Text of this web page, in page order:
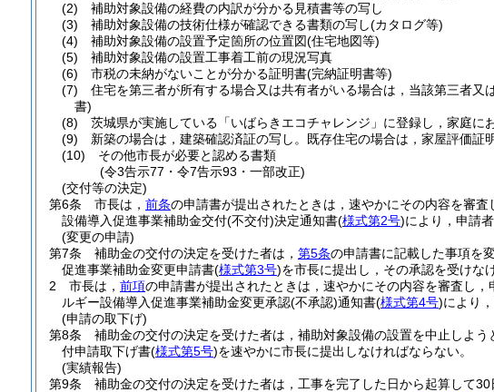
(2)
補助対象設備の経費の内訳が分かる見積書等の写し
(3)
補助対象設備の技術仕様が確認できる書類の写し(カタログ等)
(4)
補助対象設備の設置予定箇所の位置図(住宅地図等)
(5)
補助対象設備の設置工事着工前の現況写真
(6)
市税の未納がないことが分かる証明書(完納証明書等)
(7)
住宅を第三者が所有する場合又は共有者がいる場合は，当該第三者
書)
(8)
茨城県が実施している「いばらきエコチャレンジ」に登録し，家庭
(9)
新築の場合は，建築確認済証の写し。既存住宅の場合は，家屋評価証
(10)
その他市長が必要と認める書類
(令3告示77・令7告示93・一部改正)
(交付等の決定)
第6条
市長は， 前条の申請書が提出されたときは，速やかにその内容を審
設備導入促進事業補助金交付(不交付)決定通知書(様式第2号)により，申請
(変更の申請)
第7条
補助金の交付の決定を受けた者は， 第5条の申請書に記載した事項を
促進事業補助金変更申請書(様式第3号)を市長に提出し，その承認を受けな
2
市長は， 前項の申請書が提出されたときは，速やかにその内容を審査し
ルギー設備導入促進事業補助金変更承認(不承認)通知書(様式第4号)により
(申請の取下げ)
第8条
補助金の交付の決定を受けた者は，補助対象設備の設置を中止しよ
付申請取下げ書(様式第5号)を速やかに市長に提出しなければならない。
(実績報告)
第9条
補助金の交付の決定を受けた者は，工事を完了した日から起算して